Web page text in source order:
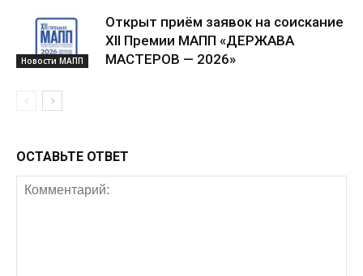
Новости МАПП
Открыт приём заявок на соискание
XII Премии МАПП «ДЕРЖАВА
МАСТЕРОВ — 2026»
ОСТАВЬТЕ ОТВЕТ